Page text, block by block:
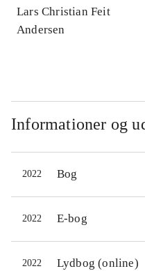
Lars Christian Feit
Andersen
Informationer og
2022 Bog
2022 E-bog
2022 Lydbog (online)